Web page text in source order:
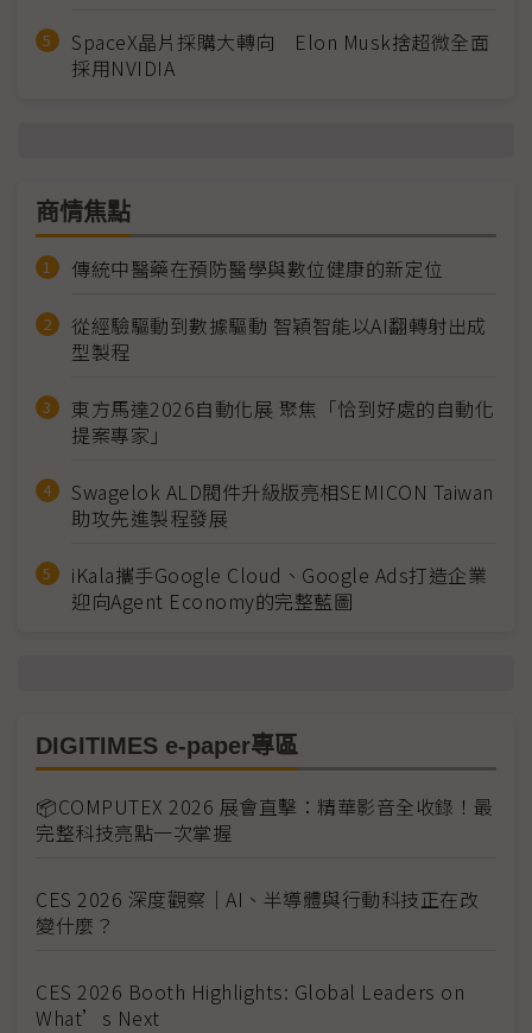
SpaceX晶片採購大轉向 Elon Musk捨超微全面
採用NVIDIA
商情焦點
傳統中醫藥在預防醫學與數位健康的新定位
從經驗驅動到數據驅動 智穎智能以AI翻轉射出成
型製程
東方馬達2026自動化展 聚焦「恰到好處的自動化
提案專家」
Swagelok ALD閥件升級版亮相SEMICON Taiwan
助攻先進製程發展
iKala攜手Google Cloud、Google Ads打造企業
迎向Agent Economy的完整藍圖
DIGITIMES e-paper專區
📦COMPUTEX 2026 展會直擊：精華影音全收錄！最
完整科技亮點一次掌握
CES 2026 深度觀察｜AI、半導體與行動科技正在改
變什麼？
CES 2026 Booth Highlights: Global Leaders on
What’s Next